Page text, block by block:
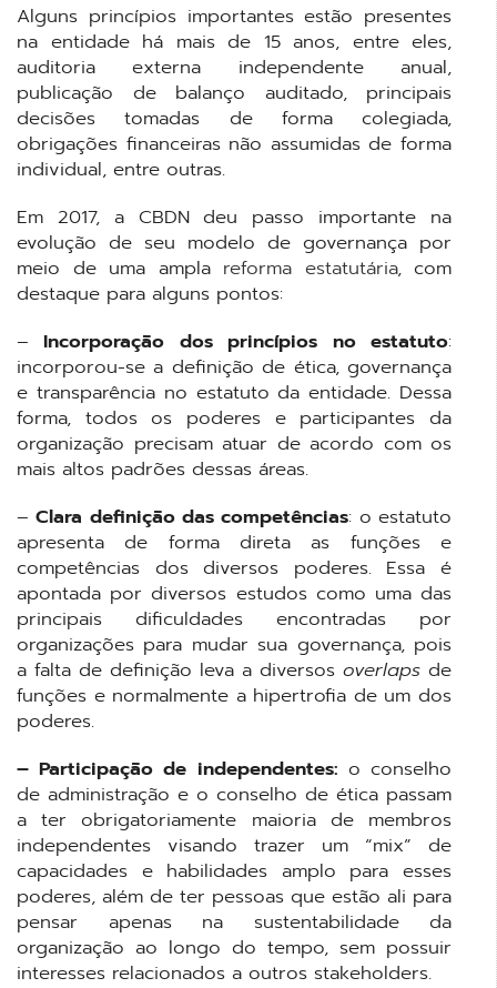
Alguns princípios importantes estão presentes
na entidade há mais de 15 anos, entre eles,
auditoria externa independente anual,
publicação de balanço auditado, principais
decisões tomadas de forma colegiada,
obrigações financeiras não assumidas de forma
individual, entre outras.
Em 2017, a CBDN deu passo importante na
evolução de seu modelo de governança por
meio de uma ampla reforma estatutária, com
destaque para alguns pontos:
–Incorporação dos princípios no estatuto:
incorporou-se a definição de ética, governança
e transparência no estatuto da entidade. Dessa
forma, todos os poderes e participantes da
organização precisam atuar de acordo com os
mais altos padrões dessas áreas.
–Clara definição das competências: o estatuto
apresenta de forma direta as funções e
competências dos diversos poderes. Essa é
apontada por diversos estudos como uma das
principais dificuldades encontradas por
organizações para mudar sua governança, pois
a falta de definição leva a diversos overlaps de
funções e normalmente a hipertrofia de um dos
poderes.
– Participação de independentes: o conselho
de administração e o conselho de ética passam
a ter obrigatoriamente maioria de membros
independentes visando trazer um “mix” de
capacidades e habilidades amplo para esses
poderes, além de ter pessoas que estão ali para
pensar apenas na sustentabilidade da
organização ao longo do tempo, sem possuir
interesses relacionados a outros stakeholders.